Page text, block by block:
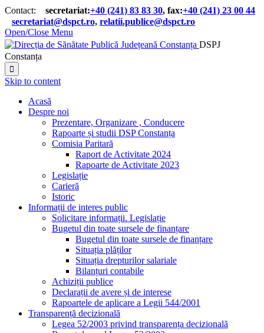
Contact: secretariat:+40 (241) 83 83 30, fax:+40 (241) 23 00 44
secretariat@dspct.ro, relatii.publice@dspct.ro
Open/Close Menu
DSPJ
Constanța

Skip to content
Acasă
Despre noi
Prezentare, Organizare , Conducere
Rapoarte și studii DSP Constanța
Comisia Paritară
Raport de Activitate 2024
Rapoarte de Activitate 2023
Legislație
Carieră
Istoric
Informații de interes public
Solicitare informații. Legislație
Bugetul din toate sursele de finanțare
Bugetul din toate sursele de finanțare
Situația plăților
Situația drepturilor salariale
Bilanțuri contabile
Achiziții publice
Declarații de avere și de interese
Rapoartele de aplicare a Legii 544/2001
Transparență decizională
Legea 52/2003 privind transparența decizională